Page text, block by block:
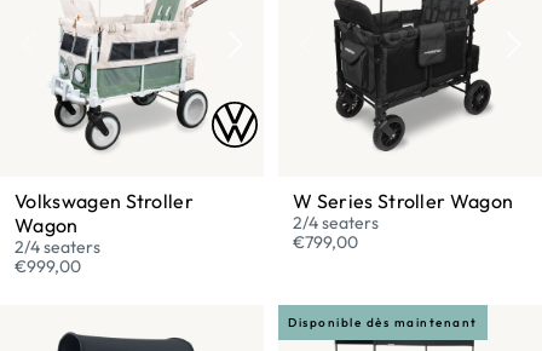
Volkswagen Stroller
Wagon
2/4 seaters
€999,00
W Series Stroller Wagon
2/4 seaters
€799,00
Disponible dès maintenant